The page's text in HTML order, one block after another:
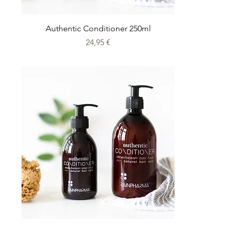
Authentic Conditioner 250ml
Prix
24,95 €